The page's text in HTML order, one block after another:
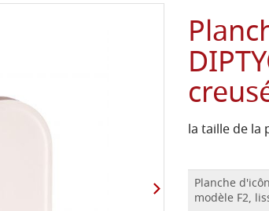
la taille de la
Planche
modèle F2,